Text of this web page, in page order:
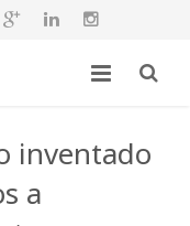
inventado
a